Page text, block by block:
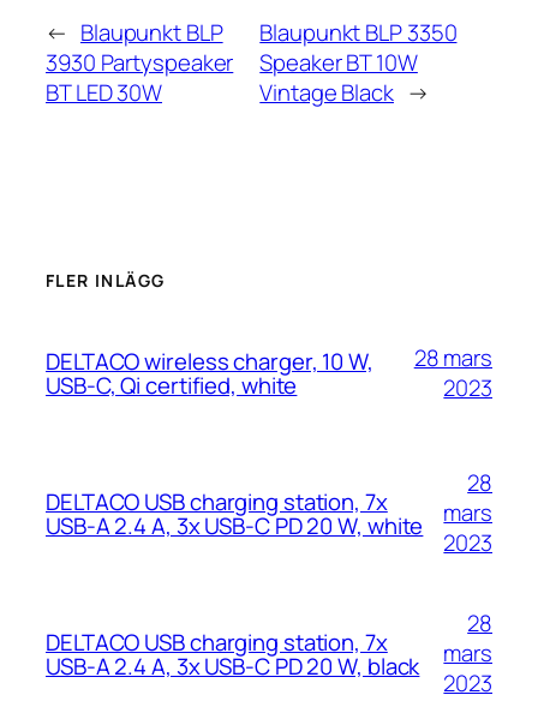
← Blaupunkt BLP
3930 Partyspeaker
BT LED 30W
Blaupunkt BLP 3350
Speaker BT 10W
Vintage Black →
FLER INLÄGG
DELTACO wireless charger, 10 W,
USB-C, Qi certified, white
28 mars
2023
DELTACO USB charging station, 7x
USB-A 2.4 A, 3x USB-C PD 20 W, white
28
mars
2023
DELTACO USB charging station, 7x
USB-A 2.4 A, 3x USB-C PD 20 W, black
28
mars
2023